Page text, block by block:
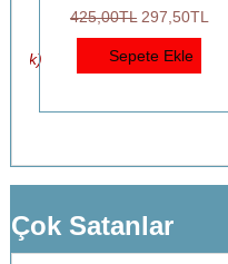
Yok)
425,00TL 297 ,50TL
Sepete Ekle
Çok Satanlar